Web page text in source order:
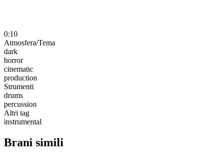
0:10
Atmosfera/Tema
dark
horror
cinematic
production
Strumenti
drums
percussion
Altri tag
instrumental
Brani simili